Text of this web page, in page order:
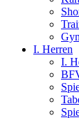
I. Herren
I.